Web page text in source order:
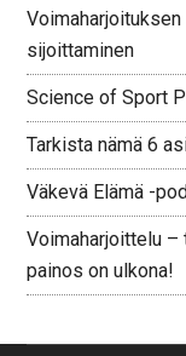
sijoittaminen
Science of Sport
Tarkista nämä 6
Väkevä Elämä -
Voimaharjoittelu –
painos on ulkona!